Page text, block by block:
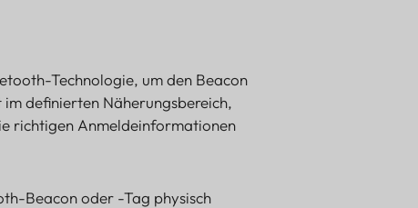
Technologie, um den Beacon
definierten Näherungsbereich,
richtigen Anmeldeinformationen
Beacon oder -Tag physisch